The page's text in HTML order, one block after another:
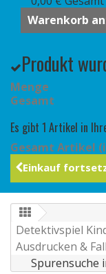
Warenkorb
Produkt
Menge
Gesamt
Es gibt 1 Artikel in
Gesamt Artikel
Einkauf
Detektivspiel
Ausdrucken &
Spurensuche